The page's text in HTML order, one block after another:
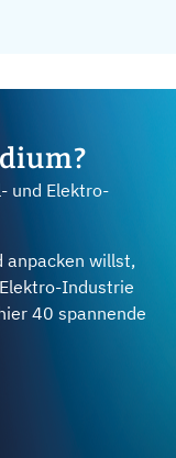
und Elektro-
anpacken willst,
Industrie
40 spannende